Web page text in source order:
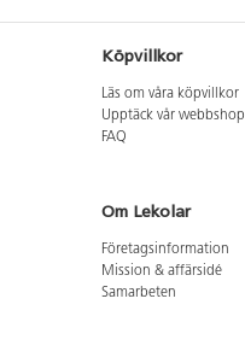
Köpvillkor
Läs om våra köpvillkor
Upptäck vår webbshop
FAQ
Om Lekolar
Företagsinformation
Mission & affärsidé
Samarbeten